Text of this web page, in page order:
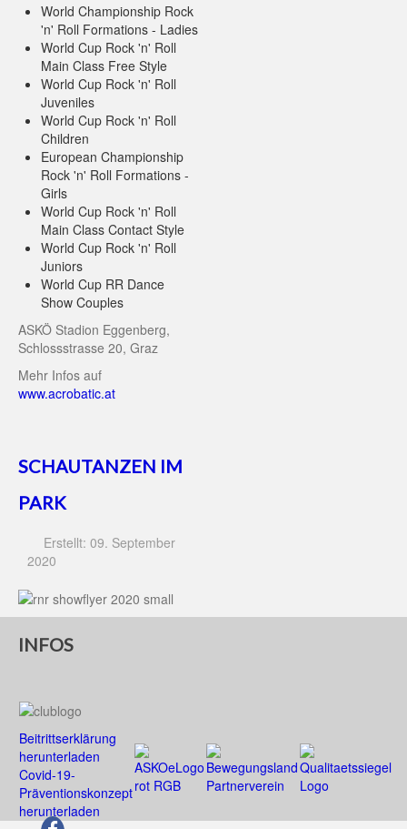
World Championship Rock
'n' Roll Formations - Ladies
World Cup Rock 'n' Roll
Main Class Free Style
World Cup Rock 'n' Roll
Juveniles
World Cup Rock 'n' Roll
Children
European Championship
Rock 'n' Roll Formations -
Girls
World Cup Rock 'n' Roll
Main Class Contact Style
World Cup Rock 'n' Roll
Juniors
World Cup RR Dance
Show Couples
ASKÖ Stadion Eggenberg,
Schlossstrasse 20, Graz
Mehr Infos auf
www.acrobatic.at
SCHAUTANZEN IM
PARK
Erstellt: 09. September
2020
INFOS
Beitrittserklärung
herunterladen
Covid-19-
Präventionskonzept
herunterladen